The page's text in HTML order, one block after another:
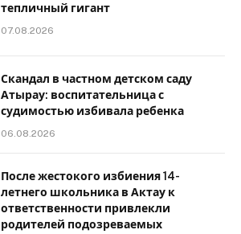
тепличный гигант
07.08.2026
Скандал в частном детском саду
Атырау: воспитательница с
судимостью избивала ребенка
06.08.2026
После жестокого избиения 14-
летнего школьника в Актау к
ответственности привлекли
родителей подозреваемых